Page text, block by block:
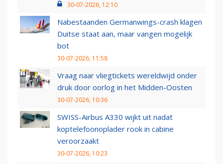
30-07-2026, 12:10
Nabestaanden Germanwings-crash klagen
Duitse staat aan, maar vangen mogelijk
bot
30-07-2026, 11:58
Vraag naar vliegtickets wereldwijd onder
druk door oorlog in het Midden-Oosten
30-07-2026, 10:36
SWISS-Airbus A330 wijkt uit nadat
koptelefoonoplader rook in cabine
veroorzaakt
30-07-2026, 10:23